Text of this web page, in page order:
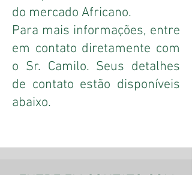
do mercado Africano.
Para mais informações, entre
em contato diretamente com
o Sr. Camilo. Seus detalhes
de contato estão disponíveis
abaixo.